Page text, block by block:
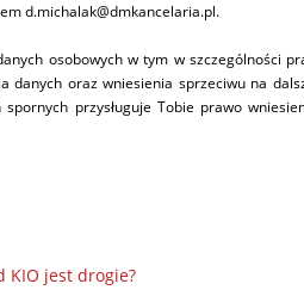
d.michalak@dmkancelaria.pl.
osobowych w tym w szczególności
danych oraz wniesienia sprzeciwu na
spornych przysługuje Tobie prawo
KIO jest drogie?